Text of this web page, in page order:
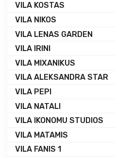
VILA KOSTAS
VILA NIKOS
VILA LENAS GARDEN
VILA IRINI
VILA MIXANIKUS
VILA ALEKSANDRA STAR
VILA PEPI
VILA NATALI
VILA IKONOMU STUDIOS
VILA MATAMIS
VILA FANIS 1